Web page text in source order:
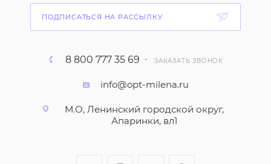
ПОДПИСАТЬСЯ НА РАССЫЛКУ
8 800 777 35 69 ЗАКАЗАТЬ ЗВОНОК
info@opt-milena.ru
М.О, Ленинский городской округ,
Апаринки, вл1